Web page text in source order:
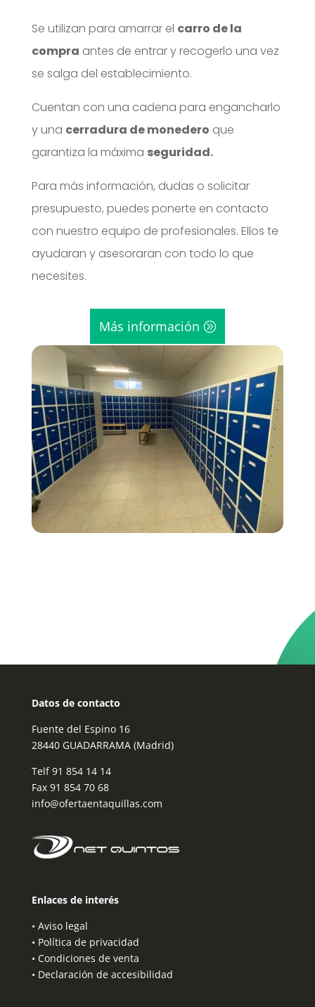
Se utilizan para amarrar el carro de la
compra antes de entrar y recogerlo una vez
se salga del establecimiento.
Cuentan con una cadena para engancharlo
y una cerradura de monedero que
garantiza la máxima seguridad.
Para más información, dudas o solicitar
presupuesto, puedes ponerte en contacto
con nuestro equipo de profesionales. Ellos te
ayudaran y asesoraran con todo lo que
necesites.
Más información
Datos de contacto
Fuente del Espino 16
28440 GUADARRAMA (Madrid)
Telf91 854 14 14
Fax 91 854 70 68
info@ofertaentaquillas.com
Enlaces de interés
• Aviso legal
• Política de privacidad
• Condiciones de venta
• Declaración de accesibilidad